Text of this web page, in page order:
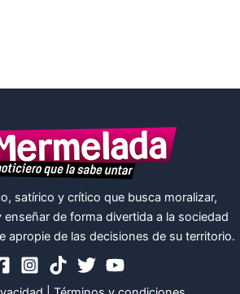
satírico y crítico que busca moralizar,
de forma divertida a la sociedad
apropie de las decisiones de su territorio.